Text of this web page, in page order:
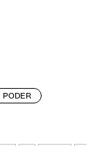
PODER